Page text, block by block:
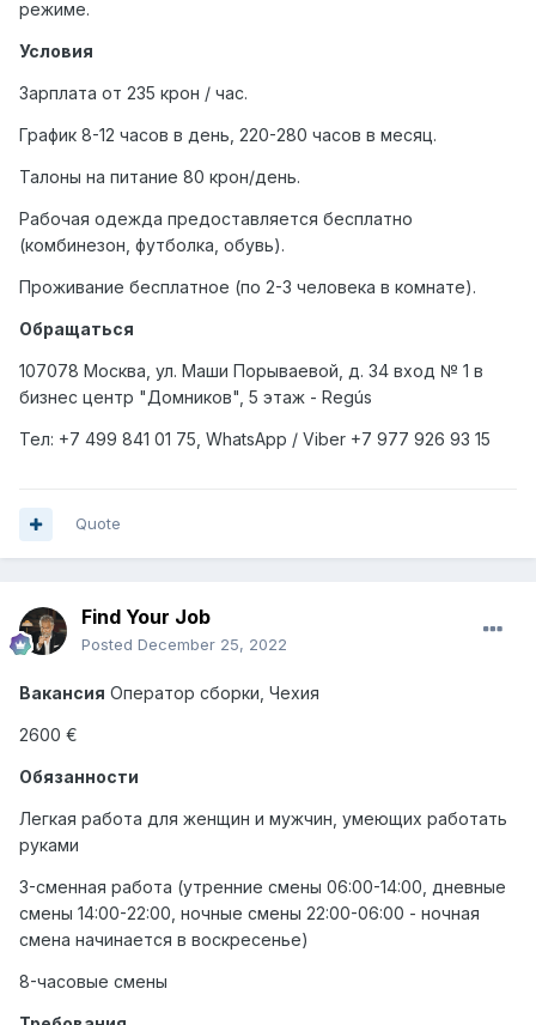
режиме.
Условия
Зарплата от 235 крон / час.
График 8-12 часов в день, 220-280 часов в месяц.
Талоны на питание 80 крон/день.
Рабочая одежда предоставляется бесплатно
(комбинезон, футболка, обувь).
Проживание бесплатное (по 2-3 человека в комнате).
Обращаться
107078 Москва, ул. Маши Порываевой, д. 34 вход № 1 в
бизнес центр "Домников", 5 этаж - Regús
Тел: +7 499 841 01 75, WhatsApp / Viber +7 977 926 93 15
Quote
Find Your Job
Posted December 25, 2022
Вакансия Оператор сборки, Чехия
2600 €
Обязанности
Легкая работа для женщин и мужчин, умеющих работать
руками
3-сменная работа (утренние смены 06:00-14:00, дневные
смены 14:00-22:00, ночные смены 22:00-06:00 - ночная
смена начинается в воскресенье)
8-часовые смены